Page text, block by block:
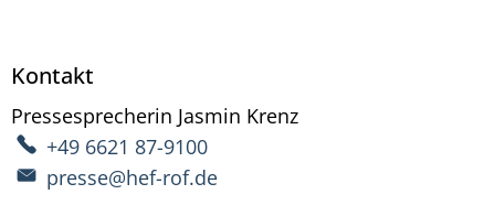
Kontakt
Pressesprecherin Jasmin Krenz
+49 6621 87-9100
presse@hef-rof.de